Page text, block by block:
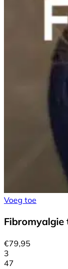
Voeg toe
Fibromyalgie
€79,95
3
47